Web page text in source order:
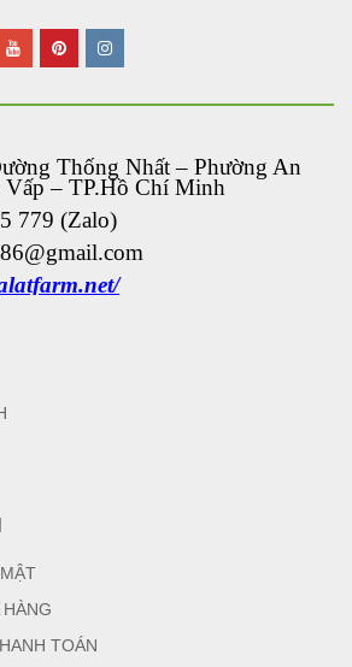
Thống Nhất – Phường An
Vấp – TP.Hồ Chí Minh
779 (Zalo)
TOÁN